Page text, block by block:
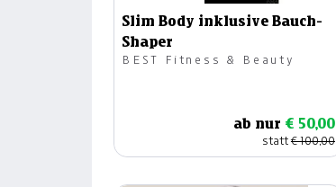
Slim Body inklusive Bauch-
Shaper
BEST Fitness & Beauty
ab nur € 50,00
statt€ 100,00